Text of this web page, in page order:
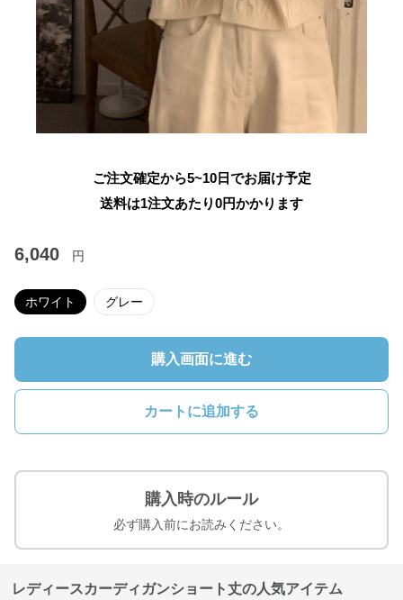
ご注文確定から5~10日でお届け予定
送料は1注文あたり0円かかります
6,040 円
ホワイト グレー
購入画面に進む
カートに追加する
購入時のルール
必ず購入前にお読みください。
レディースカーディガンショート丈の人気アイテム